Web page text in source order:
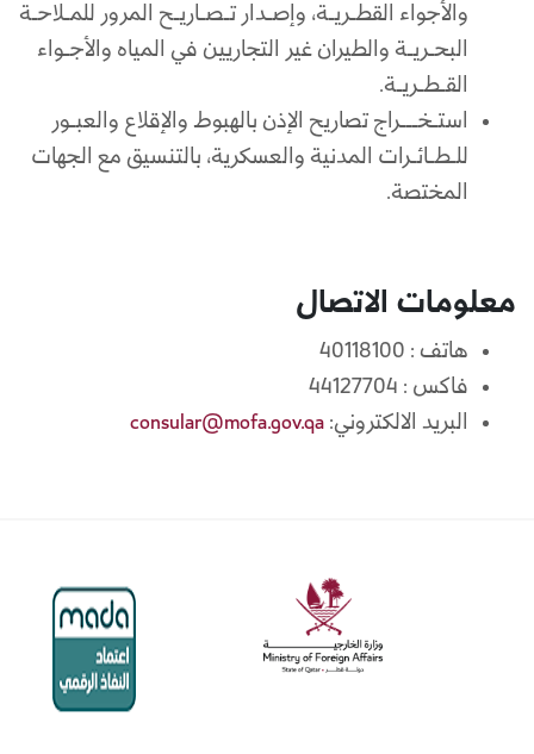
والأجواء القطـريـة، وإصـدار تـصـاريـح المرور للمـلاحـة
البحـريـة والطيران غير التجاريين في المياه والأجـواء
القـطـريـة.
استـخـــراج تصاريح الإذن بالهبوط والإقلاع والعبـور
للـطـائـرات المدنية والعسكرية، بالتنسيق مع الجهات
المختصة.
معلومات الاتصال
هاتف : 40118100
فاكس : 44127704
البريد الالكتروني: consular@mofa.gov.qa